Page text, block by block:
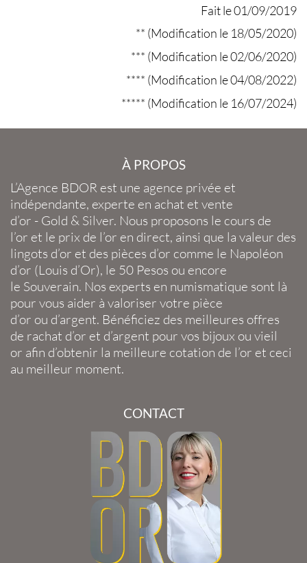
Fait le 01/09/2019
** (Modification le 18/05/2020)
*** (Modification le 02/06/2020)
**** (Modification le 04/08/2022)
***** (Modification le 16/07/2024)
À PROPOS
L’Agence BDOR est une agence privée et
indépendante, experte en achat et vente
d’or - Gold & Silver. Nous proposons le cours de
l’or et le prix de l’or en direct, ainsi que la valeur des
lingots d’or et des pièces d’or comme le Napoléon
d’or (Louis d’Or), le 50 Pesos ou encore
le Souverain. Nos experts en numismatique sont là
pour vous aider à valoriser votre pièce
d’or ou d’argent. Bénéficiez des meilleures offres
de rachat d’or et d’argent pour vos bijoux ou vieil
or afin d’obtenir la meilleure cotation de l’or et ceci
au meilleur moment.
CONTACT